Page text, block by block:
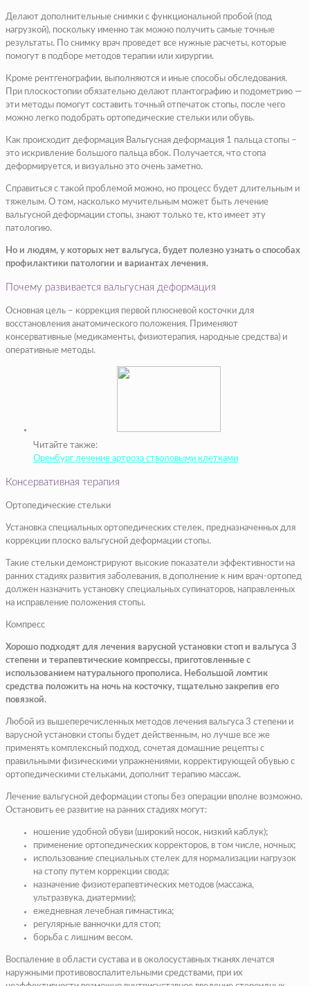
Делают дополнительные снимки с функциональной пробой (под
нагрузкой), поскольку именно так можно получить самые точные
результаты. По снимку врач проведет все нужные расчеты, которые
помогут в подборе методов терапии или хирургии.
Кроме рентгенографии, выполняются и иные способы обследования.
При плоскостопии обязательно делают плантографию и подометрию —
эти методы помогут составить точный отпечаток стопы, после чего
можно легко подобрать ортопедические стельки или обувь.
Как происходит деформация Вальгусная деформация 1 пальца стопы –
это искривление большого пальца вбок. Получается, что стопа
деформируется, и визуально это очень заметно.
Справиться с такой проблемой можно, но процесс будет длительным и
тяжелым. О том, насколько мучительным может быть лечение
вальгусной деформации стопы, знают только те, кто имеет эту
патологию.
Но и людям, у которых нет вальгуса, будет полезно узнать о способах
профилактики патологии и вариантах лечения.
Почему развивается вальгусная деформация
Основная цель – коррекция первой плюсневой косточки для
восстановления анатомического положения. Применяют
консервативные (медикаменты, физиотерапия, народные средства) и
оперативные методы.
Читайте также:
Оренбург лечение артроза стволовыми клетками
Консервативная терапия
Ортопедические стельки
Установка специальных ортопедических стелек, предназначенных для
коррекции плоско вальгусной деформации стопы.
Такие стельки демонстрируют высокие показатели эффективности на
ранних стадиях развития заболевания, в дополнение к ним врач-ортопед
должен назначить установку специальных супинаторов, направленных
на исправление положения стопы.
Компресс
Хорошо подходят для лечения варусной установки стоп и вальгуса 3
степени и терапевтические компрессы, приготовленные с
использованием натурального прополиса. Небольшой ломтик
средства положить на ночь на косточку, тщательно закрепив его
повязкой.
Любой из вышеперечисленных методов лечения вальгуса 3 степени и
варусной установки стопы будет действенным, но лучше все же
применять комплексный подход, сочетая домашние рецепты с
правильными физическими упражнениями, корректирующей обувью с
ортопедическими стельками, дополнит терапию массаж.
Лечение вальгусной деформации стопы без операции вполне возможно.
Остановить ее развитие на ранних стадиях могут:
ношение удобной обуви (широкий носок, низкий каблук);
применение ортопедических корректоров, в том числе, ночных;
использование специальных стелек для нормализации нагрузок
на стопу путем коррекции свода;
назначение физиотерапевтических методов (массажа,
ультразвука, диатермии);
ежедневная лечебная гимнастика;
регулярные ванночки для стоп;
борьба с лишним весом.
Воспаление в области сустава и в околосуставных тканях лечатся
наружными противовоспалительными средствами, при их